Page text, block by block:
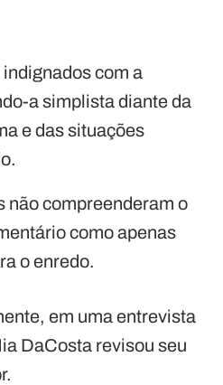
com a
a simplista diante da
e das situações
não compreenderam o
como apenas
o enredo.
em uma entrevista
DaCosta revisou seu